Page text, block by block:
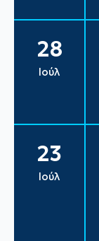
28
Ιούλ
23
Ιούλ